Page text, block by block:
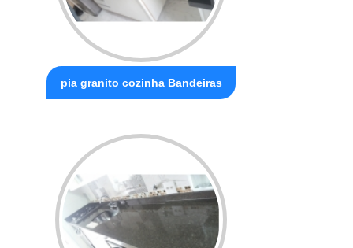
pia granito cozinha Bandeiras